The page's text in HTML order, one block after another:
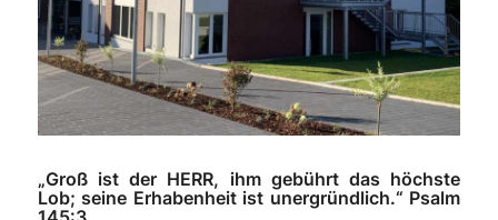
„Groß ist der HERR, ihm gebührt das höchste
Lob; seine Erhabenheit ist unergründlich.“ Psalm